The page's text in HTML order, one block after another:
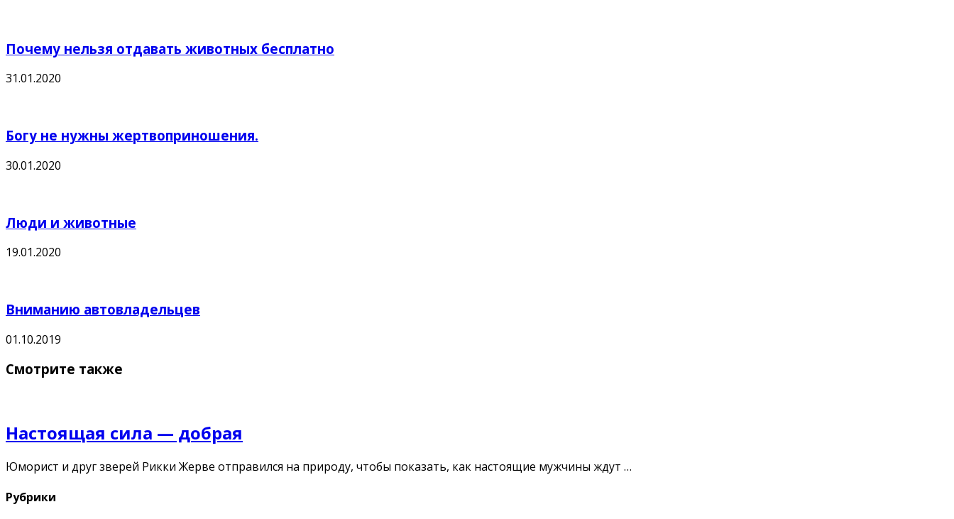
Почему нельзя отдавать животных бесплатно
31.01.2020
Богу не нужны жертвоприношения.
30.01.2020
Люди и животные
19.01.2020
Вниманию автовладельцев
01.10.2019
Смотрите также
Настоящая сила — добрая
Юморист и друг зверей Рикки Жерве отправился на природу, чтобы показать, как настоящие мужчины ждут …
Рубрики